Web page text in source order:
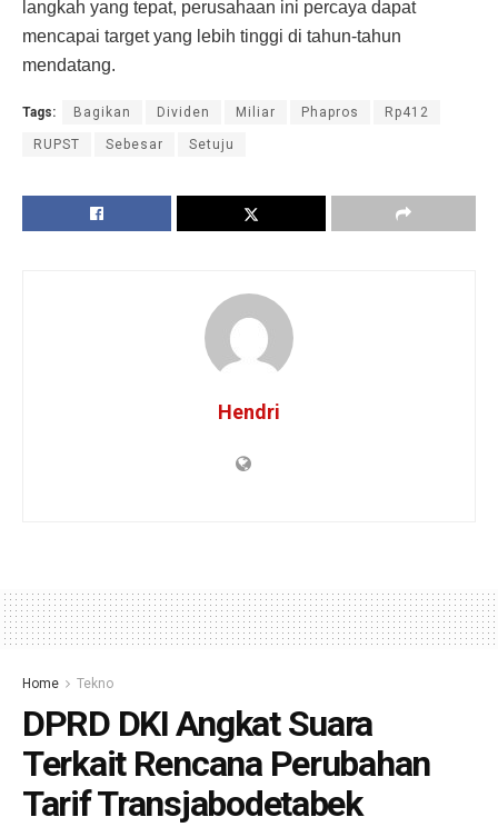
langkah yang tepat, perusahaan ini percaya dapat
mencapai target yang lebih tinggi di tahun-tahun
mendatang.
Tags: Bagikan Dividen Miliar Phapros Rp412
RUPST Sebesar Setuju
Hendri
Home Tekno
DPRD DKI Angkat Suara
Terkait Rencana Perubahan
Tarif Transjabodetabek